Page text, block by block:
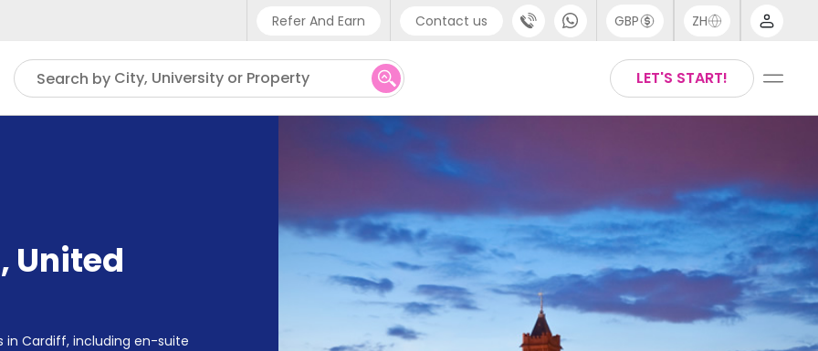
Refer And Earn Contact us
Phone support
UK - +44 (0) 20 3871 8666
IN - +91 (80) 3711 1326
US - +1 (646) 718 6172
GBP ZH
LET'S START!
Search by City, University or Property
, United
Cardiff, including en-suite